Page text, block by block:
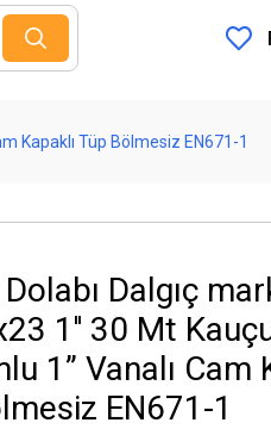
Kapaklı Tüp Bölmesiz EN671-1
Dolabı Dalgıç
1'' 30 Mt
1” Vanalı Cam
EN671-1